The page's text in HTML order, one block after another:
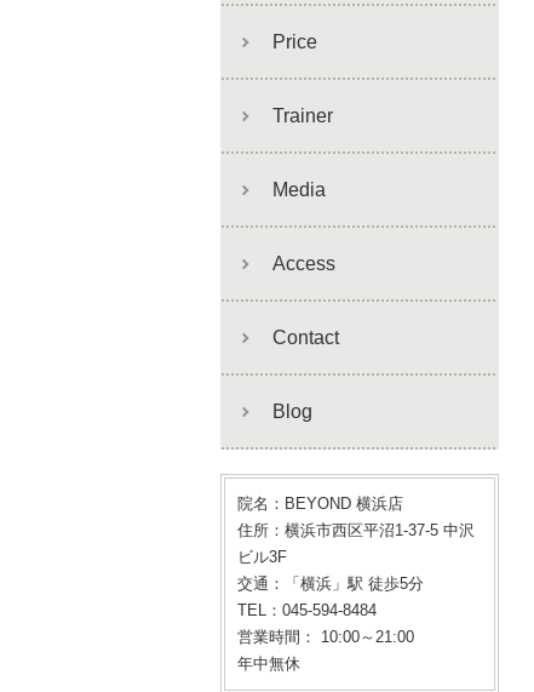
Price
Trainer
Media
Access
Contact
Blog
院名：BEYOND 横浜店
住所：横浜市西区平沼1-37-5 中沢
ビル3F
交通：「横浜」駅 徒歩5分
TEL：045-594-8484
営業時間： 10:00～21:00
年中無休